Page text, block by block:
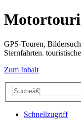
GPS-Touren,
Sternfahrten.
Zum Inhalt
Schnellzugriff